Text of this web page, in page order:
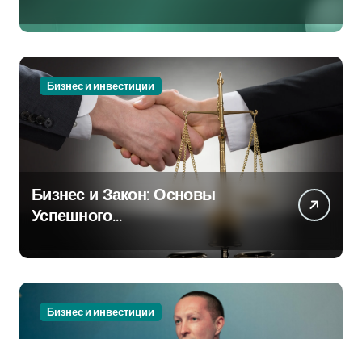
Бизнес и инвестиции
Бизнес и Закон: Основы
Успешного
Бизнес и инвестиции